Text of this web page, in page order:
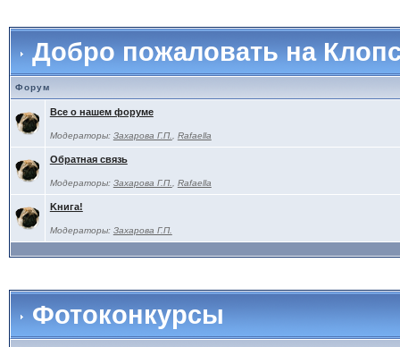
Добро пожаловать на
Форум
Все о нашем форуме
Модераторы: Захарова Г.П. Rafaella
Обратная связь
Модераторы: Захарова Г.П. Rafaella
Kнига!
Модераторы: Захарова Г.П.
Фотоконкурсы